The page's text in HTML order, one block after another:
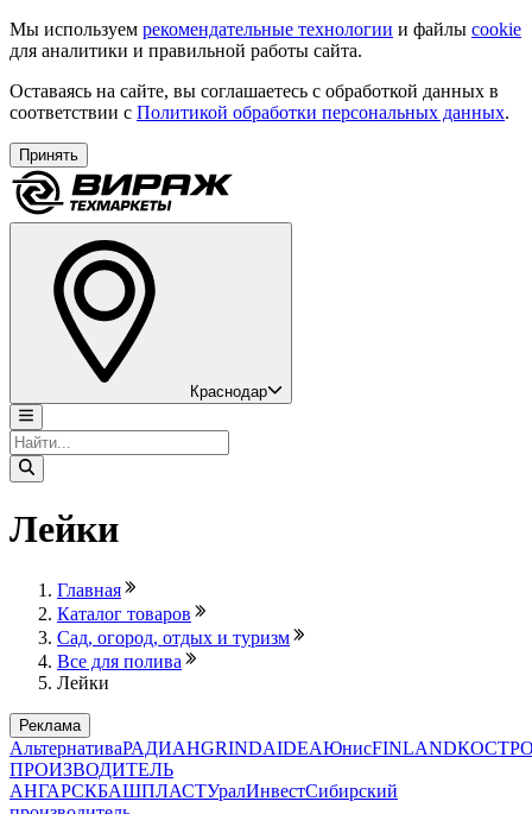
Мы используем рекомендательные технологии и файлы cookie
для аналитики и правильной работы сайта.
Оставаясь на сайте, вы соглашаетесь с обработкой данных в
соответствии с Политикой обработки персональных данных.
Принять
Краснодар
Лейки
Главная
Каталог товаров
Сад, огород, отдых и туризм
Все для полива
Лейки
Реклама
АльтернативаРАДИАНGRINDAIDEAЮнисFINLAND
ПРОИЗВОДИТЕЛЬ
АНГАРСКБАШПЛАСТУралИнвестСибирский